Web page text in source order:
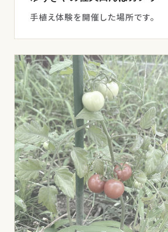
手植え体験を開催した場所です。